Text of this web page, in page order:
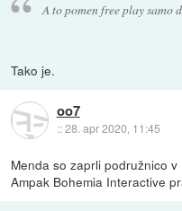
A to pomen free play samo
Tako je.
oo7
::28. apr 2020, 11:45
Menda so zaprli podružnico
Ampak Bohemia Interactive